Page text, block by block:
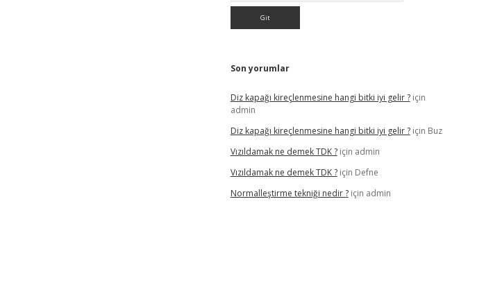
Son yorumlar
Diz kapağı kireçlenmesine hangi bitki iyi gelir ?için
admin
Diz kapağı kireçlenmesine hangi bitki iyi gelir ?için Buz
Vızıldamak ne demek TDK ?için admin
Vızıldamak ne demek TDK ?için Defne
Normalleştirme tekniği nedir ?için admin